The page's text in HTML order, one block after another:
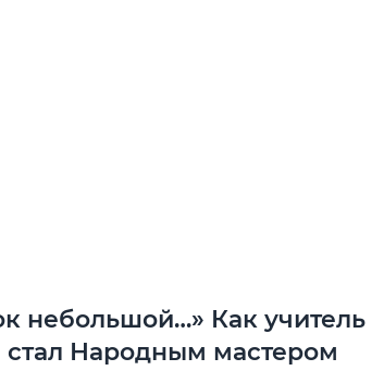
небольшой…» Как учитель
стал Народным мастером